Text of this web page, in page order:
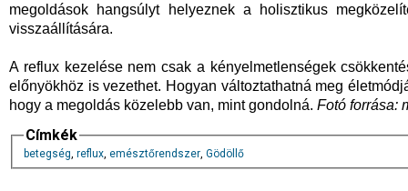
megoldások hangsúlyt helyeznek a holisztikus
visszaállítására.
A reflux kezelése nem csak a kényelmetlenségek
előnyökhöz is vezethet. Hogyan változtathatná meg
hogy a megoldás közelebb van, mint gondolná. Fotó forrása:
Címkék
betegség, reflux, emésztőrendszer, Gödöllő